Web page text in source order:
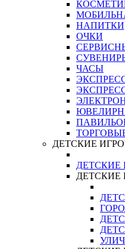
ОЧКИ
ЧАСЫ
ДЕТСКИЕ
ДЕТСКИЕ